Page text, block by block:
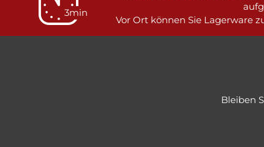
3min
Vor Ort können Sie Lagerware
Bleiben